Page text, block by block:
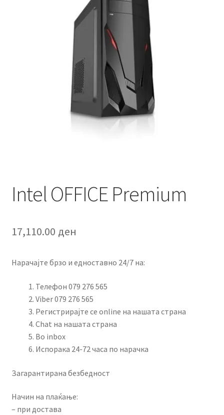
Рекламации и замена на производ
Услови за користење
Intel OFFICE Premium
17,110.00 ден
Нарачајте брзо и едноставно 24/7 на:
Телефон 079 276 565
Viber 079 276 565
Регистрирајте се online на нашата страна
Chat на нашата страна
Во inbox
Испорака 24-72 часа по нарачка
Загарантирана безбедност
Начин на плаќање:
– при достава